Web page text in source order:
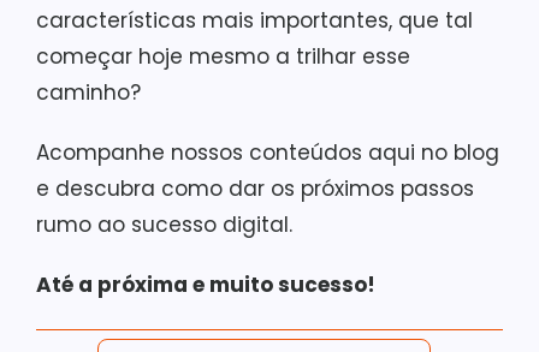
características mais importantes, que tal
começar hoje mesmo a trilhar esse
caminho?
Acompanhe nossos conteúdos aqui no blog
e descubra como dar os próximos passos
rumo ao sucesso digital.
Até a próxima e muito sucesso!